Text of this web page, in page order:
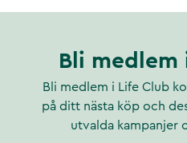
Bli medlem
Bli medlem i Life Club
på ditt nästa köp och
utvalda kampanjer